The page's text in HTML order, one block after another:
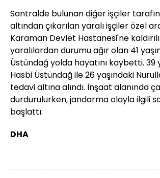
Santralde bulunan diğer işçiler
altından çıkarılan yaralı işçiler özel
Karaman Devlet Hastanesi'ne
yaralılardan durumu ağır olan 41
Üstündağ yolda hayatını kaybetti. 39
Hasbi Üstündağ ile 26 yaşındaki
tedavi altına alındı. İnşaat alanında
durdurulurken, jandarma olayla ilgili
başlattı.
DHA